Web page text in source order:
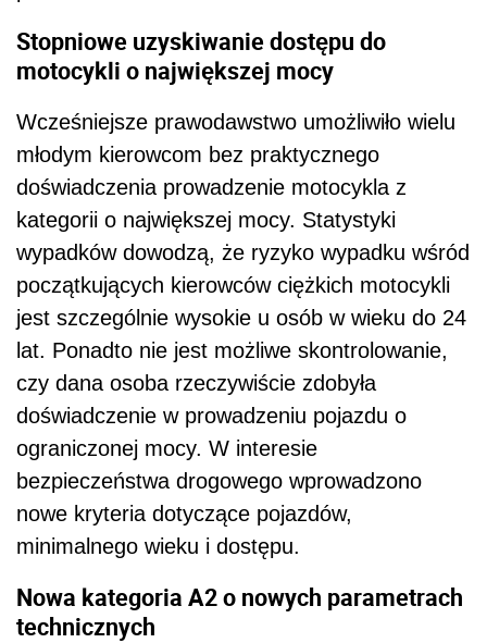
Stopniowe uzyskiwanie dostępu do
motocykli o największej mocy
Wcześniejsze prawodawstwo umożliwiło wielu
młodym kierowcom bez praktycznego
doświadczenia prowadzenie motocykla z
kategorii o największej mocy. Statystyki
wypadków dowodzą, że ryzyko wypadku wśród
początkujących kierowców ciężkich motocykli
jest szczególnie wysokie u osób w wieku do 24
lat. Ponadto nie jest możliwe skontrolowanie,
czy dana osoba rzeczywiście zdobyła
doświadczenie w prowadzeniu pojazdu o
ograniczonej mocy. W interesie
bezpieczeństwa drogowego wprowadzono
nowe kryteria dotyczące pojazdów,
minimalnego wieku i dostępu.
Nowa kategoria A2 o nowych parametrach
technicznych